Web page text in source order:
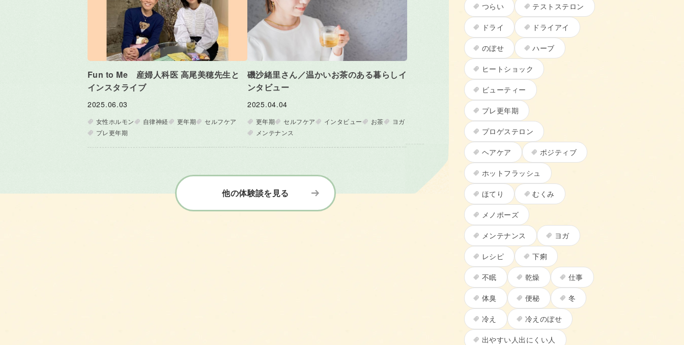
Fun to Me 産婦人科医 高尾美穂先生と
インスタライブ
2025.06.03
女性ホルモン 自律神経 更年期
セルフケア
プレ更年期
磯沙緒里さん／温かいお茶のある暮らしイ
ンタビュー
2025.04.04
更年期 セルフケア インタビュー お茶
ヨガ
メンテナンス
他の体験談を見る
つらい テストステロン
ドライ ドライアイ
のぼせ ハーブ
ヒートショック
ビューティー
プレ更年期
プロゲステロン
ヘアケア ポジティブ
ホットフラッシュ
ほてり むくみ
メノポーズ
メンテナンス ヨガ
レシピ 下痢
不眠 乾燥 仕事
体臭 便秘 冬
冷え 冷えのぼせ
出やすい人出にくい人